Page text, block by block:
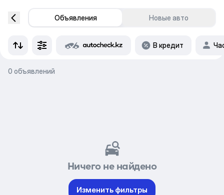
Объявления Новые авто
В кредит
0 объявлений
Ничего не найдено
Изменить фильтры